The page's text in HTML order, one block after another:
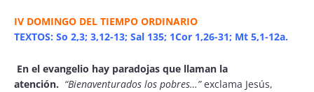
IV DOMINGO DEL TIEMPO ORDINARIO
TEXTOS: So 2,3; 3,12-13; Sal 135; 1Cor 1,26-31; Mt 5,1-12a.
En el evangelio hay paradojas que llaman la
atención. “Bienaventurados los pobres…”exclama Jesús,